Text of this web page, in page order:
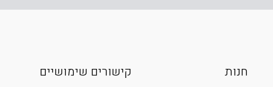
חנות קישורים שימושיים